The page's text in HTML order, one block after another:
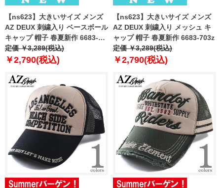
【ns623】大きいサイズ メンズ
AZ DEUX 刺繍入り ベースボール
キャップ 帽子 春夏新作 6683-
700z
定価 ￥3,289(税込)
￥2,790(税込)
【ns623】大きいサイズ メンズ
AZ DEUX 刺繍入り メッシュ キ
ャップ 帽子 春夏新作 6683-703z
定価 ￥3,289(税込)
￥2,790(税込)